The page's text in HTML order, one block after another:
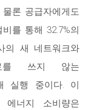
론 공급자에게도
를 통해 32.7%의
의 새 네트워크와
를 쓰지 않는
실행 중이다. 이
에너지 소비량은